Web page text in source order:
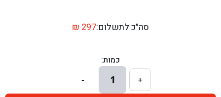
בן גל - דרך השבעה 20, אזור - אזור
בן גל - הרצל 6, גדרה - גדרה
בן גל - שדרות דוד בן גוריון 8, באר שבע - באר שבע
סה״כ לתשלום: ₪ 297
כמות:
+
1
-